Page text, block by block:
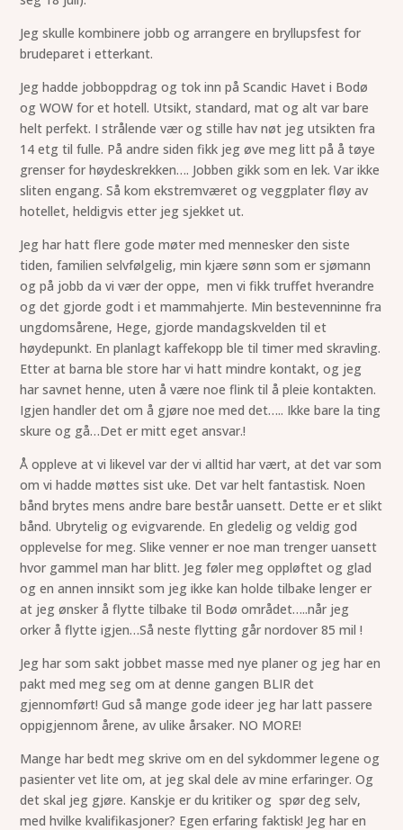
Jeg skulle kombinere jobb og arrangere en bryllupsfest for
brudeparet i etterkant.
Jeg hadde jobboppdrag og tok inn på Scandic Havet i Bodø
og WOW for et hotell. Utsikt, standard, mat og alt var bare
helt perfekt. I strålende vær og stille hav nøt jeg utsikten fra
14 etg til fulle. På andre siden fikk jeg øve meg litt på å tøye
grenser for høydeskrekken…. Jobben gikk som en lek. Var ikke
sliten engang. Så kom ekstremværet og veggplater fløy av
hotellet, heldigvis etter jeg sjekket ut.
Jeg har hatt flere gode møter med mennesker den siste
tiden, familien selvfølgelig, min kjære sønn som er sjømann
og på jobb da vi vær der oppe, men vi fikk truffet hverandre
og det gjorde godt i et mammahjerte. Min bestevenninne fra
ungdomsårene, Hege, gjorde mandagskvelden til et
høydepunkt. En planlagt kaffekopp ble til timer med skravling.
Etter at barna ble store har vi hatt mindre kontakt, og jeg
har savnet henne, uten å være noe flink til å pleie kontakten.
Igjen handler det om å gjøre noe med det….. Ikke bare la ting
skure og gå…Det er mitt eget ansvar.!
Å oppleve at vi likevel var der vi alltid har vært, at det var som
om vi hadde møttes sist uke. Det var helt fantastisk. Noen
bånd brytes mens andre bare består uansett. Dette er et slikt
bånd. Ubrytelig og evigvarende. En gledelig og veldig god
opplevelse for meg. Slike venner er noe man trenger uansett
hvor gammel man har blitt. Jeg føler meg oppløftet og glad
og en annen innsikt som jeg ikke kan holde tilbake lenger er
at jeg ønsker å flytte tilbake til Bodø området…..når jeg
orker å flytte igjen…Så neste flytting går nordover 85 mil !
Jeg har som sakt jobbet masse med nye planer og jeg har en
pakt med meg seg om at denne gangen BLIR det
gjennomført! Gud så mange gode ideer jeg har latt passere
oppigjennom årene, av ulike årsaker. NO MORE!
Mange har bedt meg skrive om en del sykdommer legene og
pasienter vet lite om, at jeg skal dele av mine erfaringer. Og
det skal jeg gjøre. Kanskje er du kritiker og spør deg selv,
med hvilke kvalifikasjoner? Egen erfaring faktisk! Jeg har en